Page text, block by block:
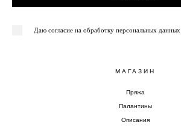
Даю согласие на обработку персональных данных
МАГАЗИН
Пряжа
Палантины
Описания